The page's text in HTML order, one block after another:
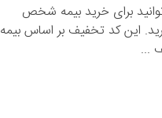
برای خرید بیمه شخص
تخفیف بگیرید. این کد تخفیف بر اساس بیمه
...